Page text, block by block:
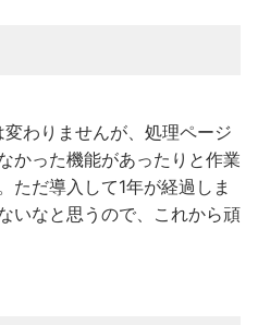
わりませんが、処理ページ
かった機能があったりと作業
ただ導入して1年が経過しま
いなと思うので、これから頑